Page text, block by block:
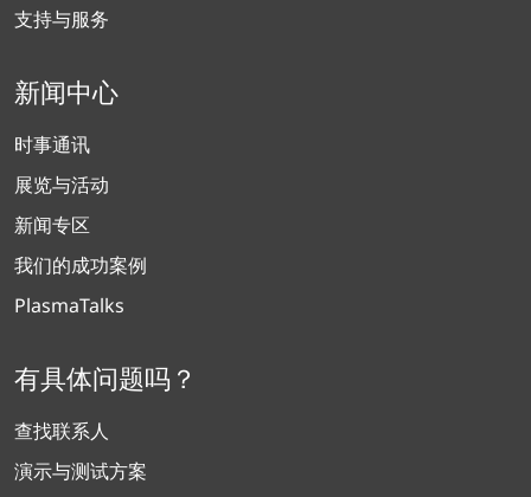
支持与服务
新闻中心
时事通讯
展览与活动
新闻专区
我们的成功案例
PlasmaTalks
有具体问题吗？
查找联系人
演示与测试方案